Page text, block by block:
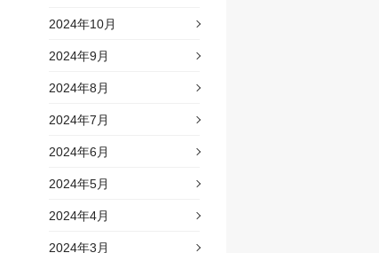
2024年10月
2024年9月
2024年8月
2024年7月
2024年6月
2024年5月
2024年4月
2024年3月